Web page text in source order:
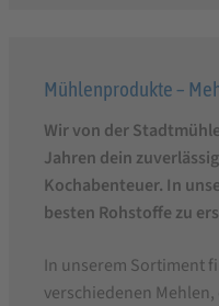
Mühlenprodukte –
Wir von der
Jahren dein
Kochabenteuer. In
besten Rohstoffe zu
In unserem Sortiment
verschiedenen